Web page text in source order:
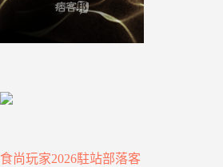
食尚玩家2026駐站部落客